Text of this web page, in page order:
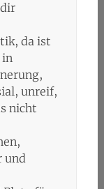
da ist
in
unreif,
nicht
und